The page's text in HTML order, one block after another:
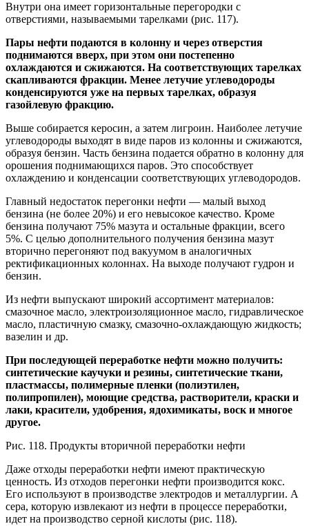
Внутри она имеет горизонтальные перегородки с
отверстиями, называемыми тарелками (рис. 117).
Пары нефти подаются в колонну и через отверстия
поднимаются вверх, при этом они постепенно
охлаждаются и сжижаются. На соответствующих тарелках
скапливаются фракции. Менее летучие углеводороды
конденсируются уже на первых тарелках, образуя
газойлевую фракцию.
Выше собирается керосин, а затем лигроин. Наиболее летучие
углеводороды выходят в виде паров из колонны и сжижаются,
образуя бензин. Часть бензина подается обратно в колонну для
орошения поднимающихся паров. Это способствует
охлаждению и конденсации соответствующих углеводородов.
Главный недостаток перегонки нефти — малый выход
бензина (не более 20%) и его невысокое качество. Кроме
бензина получают 75% мазута и остальные фракции, всего
5%. С целью дополнительного получения бензина мазут
вторично перегоняют под вакуумом в аналогичных
ректификационных колоннах. На выходе получают гудрон и
бензин.
Из нефти выпускают широкий ассортимент материалов:
смазочное масло, электроизоляционное масло, гидравлическое
масло, пластичную смазку, смазочно-охлаждающую жидкость;
вазелин и др.
При последующей переработке нефти можно получить:
синтетические каучуки и резины, синтетические ткани,
пластмассы, полимерные пленки (полиэтилен,
полипропилен), моющие средства, растворители, краски и
лаки, красители, удобрения, ядохимикаты, воск и многое
другое.
Рис. 118. Продукты вторичной переработки нефти
Даже отходы переработки нефти имеют практическую
ценность. Из отходов перегонки нефти производится кокс.
Его используют в производстве электродов и металлургии. А
сера, которую извлекают из нефти в процессе переработки,
идет на производство серной кислоты (рис. 118).